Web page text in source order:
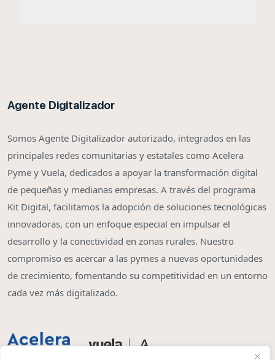
Agente Digitalizador
Somos Agente Digitalizador autorizado, integrados en las
principales redes comunitarias y estatales como Acelera
Pyme y Vuela, dedicados a apoyar la transformación digital
de pequeñas y medianas empresas. A través del programa
Kit Digital, facilitamos la adopción de soluciones tecnológicas
innovadoras, con un enfoque especial en impulsar el
desarrollo y la conectividad en zonas rurales. Nuestro
compromiso es acercar a las pymes a nuevas oportunidades
de crecimiento, fomentando su competitividad en un entorno
cada vez más digitalizado.